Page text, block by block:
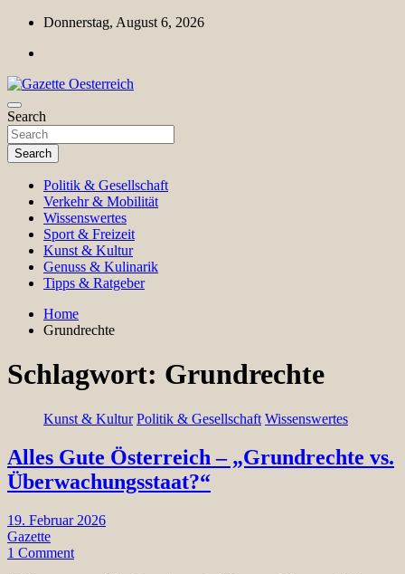
Skip
content
Donnerstag, August 6, 2026
Gazette Oesterreich
Magazin für Freizeit, Politik, Kultur & Wissenschaft
Search
Search
Politik & Gesellschaft
Verkehr & Mobilität
Wissenswertes
Sport & Freizeit
Kunst & Kultur
Genuss & Kulinarik
Tipps & Ratgeber
Home
Grundrechte
Schlagwort: Grundrechte
Kunst & Kultur Politik & Gesellschaft Wissenswertes
Alles Gute Österreich – „Grundrechte vs.
Überwachungsstaat?“
19. Februar 2026
Gazette
1 Comment